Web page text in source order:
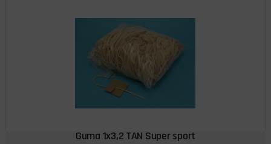
Guma 1x3,2 TAN Super sport